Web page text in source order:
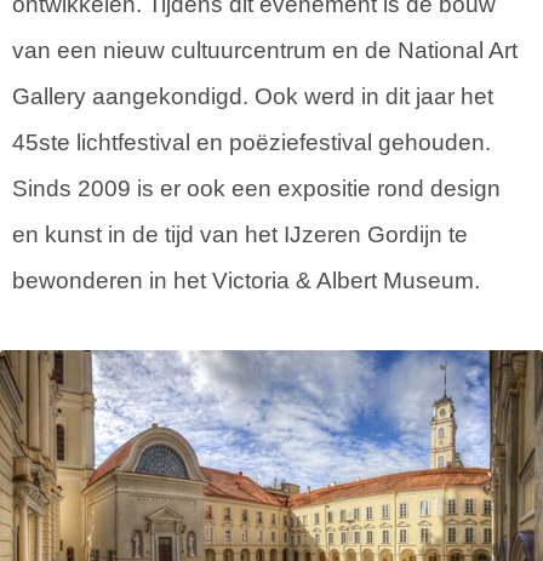
van een nieuw cultuurcentrum en de National Art
Gallery aangekondigd. Ook werd in dit jaar het
45ste lichtfestival en poëziefestival gehouden.
Sinds 2009 is er ook een expositie rond design
en kunst in de tijd van het IJzeren Gordijn te
bewonderen in het Victoria & Albert Museum.